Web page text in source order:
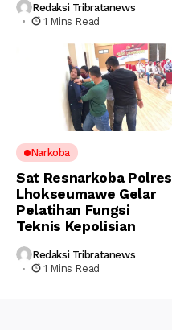
Redaksi Tribratanews
1 Mins Read
Narkoba
Sat Resnarkoba Polres
Lhokseumawe Gelar
Pelatihan Fungsi
Teknis Kepolisian
Redaksi Tribratanews
1 Mins Read